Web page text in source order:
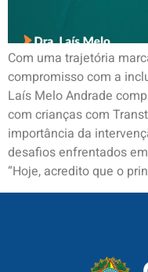
Com uma trajetória
compromisso com a
Laís Melo Andrade
com crianças com
importância da
desafios enfrentados
“Hoje, acredito que o